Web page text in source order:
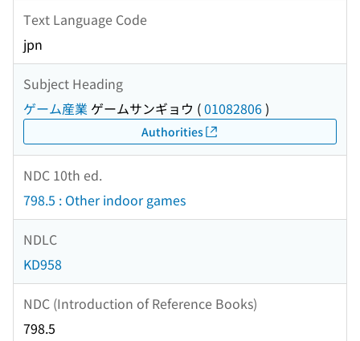
Text Language Code
jpn
Subject Heading
ゲーム産業 ゲームサンギョウ (01082806)
Authorities
NDC 10th ed.
798.5 : Other indoor games
NDLC
KD958
NDC (Introduction of Reference Books)
798.5